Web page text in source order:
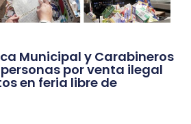
Municipal y Carabineros
por venta ilegal
en feria libre de